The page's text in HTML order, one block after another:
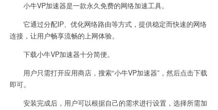
小牛VP加速器是一款永久免费的网络加速工具。
它通过分配IP、优化网络路由等方式，提供稳定而快速的网络
连接，让用户畅享流畅的上网体验。
下载小牛VP加速器十分简便。
用户只需打开应用商店，搜索“小牛VP加速器”，然后点击下载
即可。
安装完成后，用户可以根据自己的需求进行设置，选择所需加